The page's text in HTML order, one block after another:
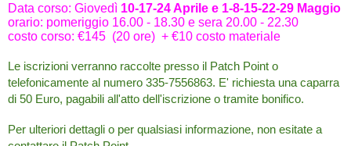
Data corso: Giovedì 10-17-24 Aprile e 1-8-15-22-29 Maggio
orario: pomeriggio 16.00 - 18.30 e sera 20.00 - 22.30
costo corso: €145 (20 ore) + €10 costo materiale
Le iscrizioni verranno raccolte presso il Patch Point o
telefonicamente al numero 335-7556863. E' richiesta una caparra
di 50 Euro, pagabili all'atto dell'iscrizione o tramite bonifico.
Per ulteriori dettagli o per qualsiasi informazione, non esitate a